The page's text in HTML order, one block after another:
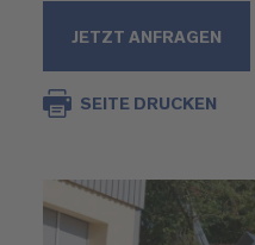
JETZT ANFRAGEN
SEITE DRUCKEN